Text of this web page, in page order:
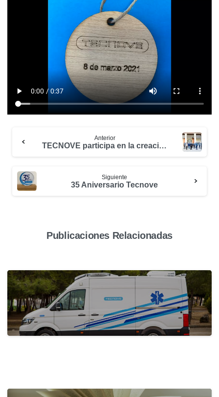
Anterior
TECNOVE participa en la creación del Clúster del Hidrógeno Verde de Castilla-La Mancha.
Siguiente
35 Aniversario Tecnove
Publicaciones Relacionadas
con…